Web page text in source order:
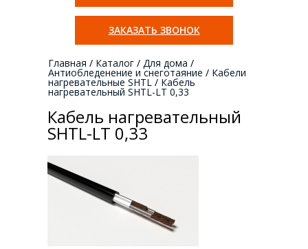
ЗАКАЗАТЬ ЗВОНОК
Главная / Каталог / Для дома /
Антиобледенение и снеготаяние / Кабели
нагревательные SHTL / Кабель
нагревательный SHTL-LT 0,33
Кабель нагревательный
SHTL-LT 0,33